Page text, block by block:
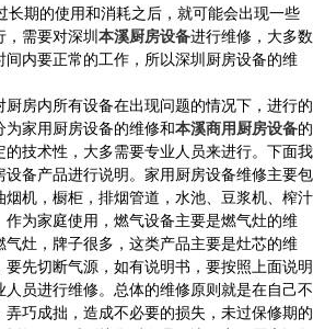
长期的使用和消耗之后，就可能会出现一些
，需要对深圳本溪厨房设备进行维修，大多数
内要正常的工作，所以深圳厨房设备的维
房内所有设备在出现问题的情况下，进行的
家用厨房设备的维修和本溪商用厨房设备的
技术性，大多需要专业人员来进行。下面我
备产品进行说明。家用厨房设备维修主要包
机，橱柜，排烟管道，水池、豆浆机、榨汁
为家庭使用，燃气设备主要是燃气灶的维
灶，牌子很多，这类产品主要是灶芯的维
先切断气源，如有说明书，要按照上面说明
员进行维修。总体的维修原则就是在自己不
巧成拙，造成不必要的损失，未过保修期的